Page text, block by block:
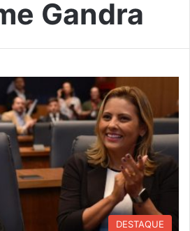
Gandra
DESTAQUE